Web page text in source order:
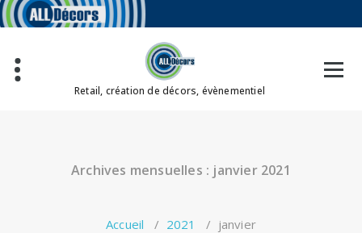
Aller
au
Retail, création de décors, évènementiel
Archives mensuelles : janvier 2021
Accueil / 2021 / janvier